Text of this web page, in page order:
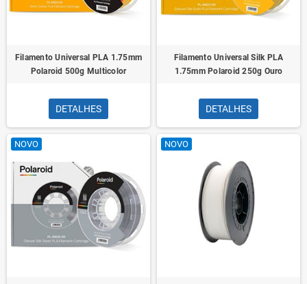
Filamento Universal PLA 1.75mm
Polaroid 500g Multicolor
DETALHES
Filamento Universal Silk PLA
1.75mm Polaroid 250g Ouro
DETALHES
NOVO NOVO